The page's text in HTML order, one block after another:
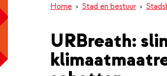
Home Stad en bestuur
URBreath: